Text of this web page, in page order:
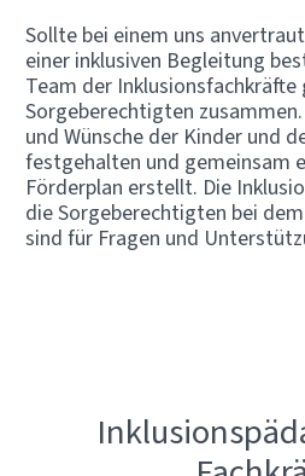
Sollte bei einem uns
einer inklusiven Begleitung
Team der
Sorgeberechtigten
und Wünsche der Kinder und
festgehalten und gemeinsam
Förderplan erstellt. Die
die Sorgeberechtigten bei
sind für Fragen und